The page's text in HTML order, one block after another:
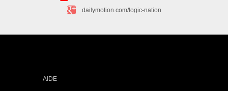
dailymotion.com/logic-nation
AIDE